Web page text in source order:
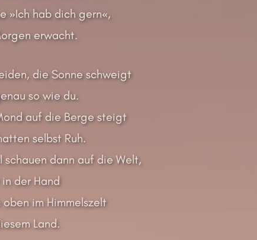
»Ich hab dich gern«,
erwacht.
die Sonne schweigt
so wie du.
auf die Berge steigt
selbst Ruh.
schauen dann auf die Welt,
der Hand
im Himmelszelt
Land.